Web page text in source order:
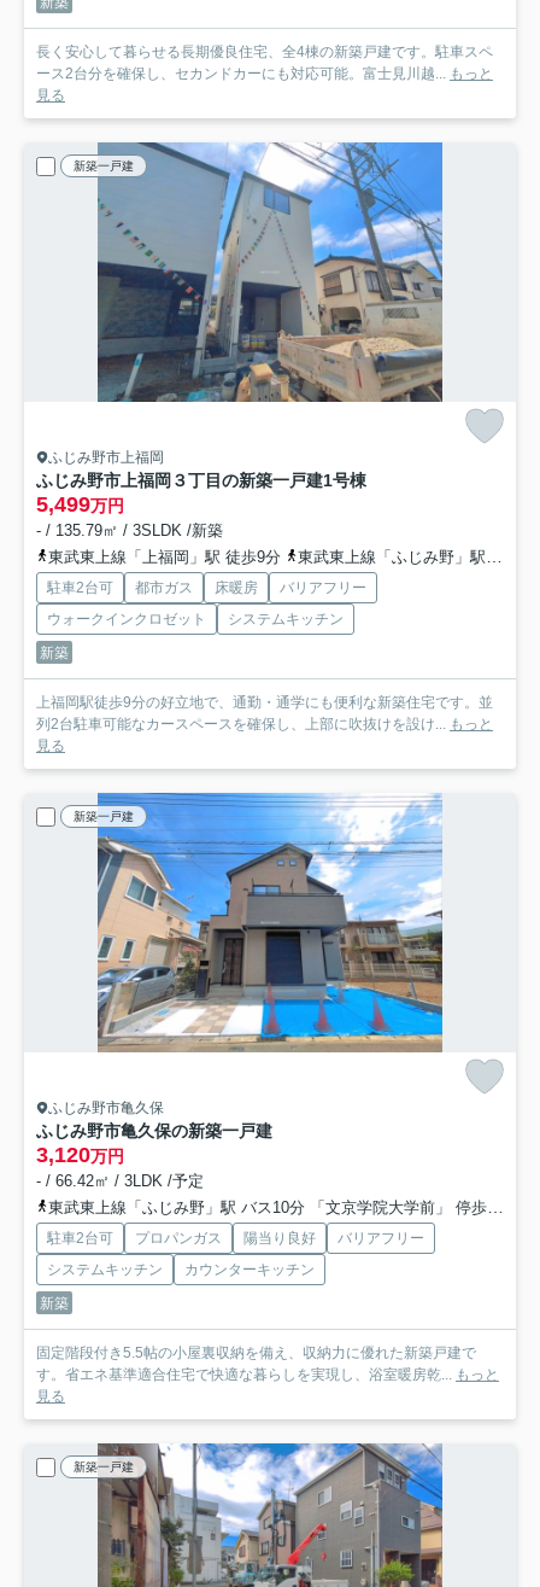
長く安心して暮らせる長期優良住宅、全4棟の新築戸建です。駐車スペ
ース2台分を確保し、セカンドカーにも対応可能。富士見川越... もっと
見る
新築一戸建
ふじみ野市上福岡
ふじみ野市上福岡３丁目の新築一戸建1号棟
5,499万円
- / 135.79㎡ / 3SLDK /新築
東武東上線「上福岡」駅 徒歩9分
東武東上線「ふじみ野」駅 徒歩18分
駐車2台可 都市ガス 床暖房
バリアフリー
ウォークインクロゼット
システムキッチン
新築
上福岡駅徒歩9分の好立地で、通勤・通学にも便利な新築住宅です。並
列2台駐車可能なカースペースを確保し、上部に吹抜けを設け... もっと
見る
新築一戸建
ふじみ野市亀久保
ふじみ野市亀久保の新築一戸建
3,120万円
- / 66.42㎡ / 3LDK /予定
東武東上線「ふじみ野」駅 バス10分 「文京学院大学前」 停歩4分
駐車2台可 プロパンガス 陽当り良好
バリアフリー
システムキッチン
カウンターキッチン
新築
固定階段付き5.5帖の小屋裏収納を備え、収納力に優れた新築戸建で
す。省エネ基準適合住宅で快適な暮らしを実現し、浴室暖房乾... もっと
見る
新築一戸建